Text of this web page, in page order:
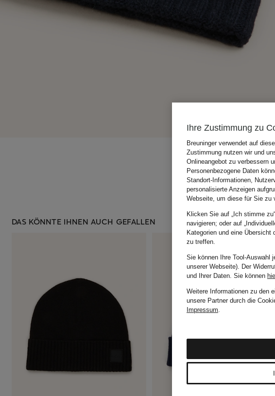
DAS KÖNNTE IHNEN AUCH GEFALLEN
Ihre Zustimmung zu
Breuninger verwendet auf
Zustimmung nutzen wir und
Onlineangebot zu verbessern
Personenbezogene Daten
Standort-Informationen,
personalisierte Anzeigen
Webseite, um diese für Sie zu
Klicken Sie auf „Ich stimme
navigieren; oder auf
Kategorien und eine Übersicht
zu treffen.
Sie können Ihre Tool-Auswahl
unserer Webseite). Der
und Ihrer Daten. Sie können
Weitere Informationen zu den
unsere Partner durch die
Impressum.